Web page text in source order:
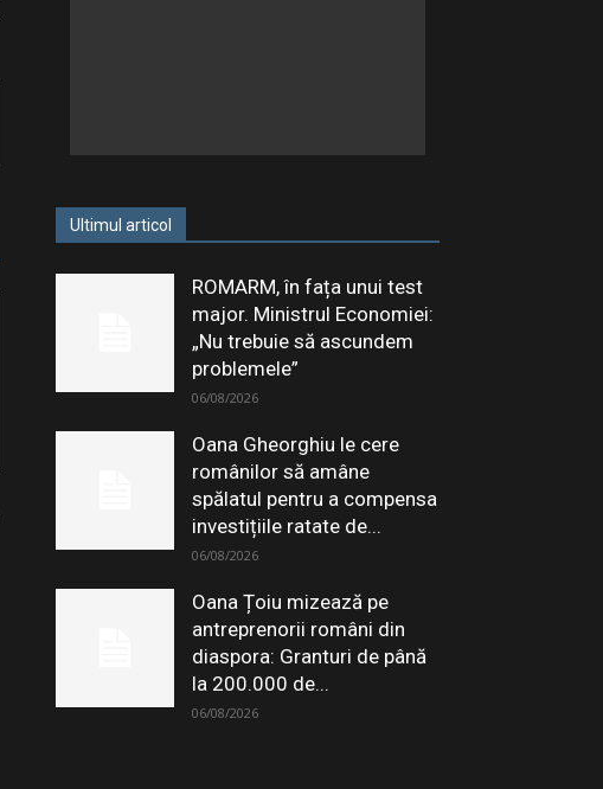
Ultimul articol
ROMARM, în fața unui test
major. Ministrul Economiei:
„Nu trebuie să ascundem
problemele”
06/08/2026
Oana Gheorghiu le cere
românilor să amâne
spălatul pentru a compensa
investițiile ratate de...
06/08/2026
Oana Țoiu mizează pe
antreprenorii români din
diaspora: Granturi de până
la 200.000 de...
06/08/2026